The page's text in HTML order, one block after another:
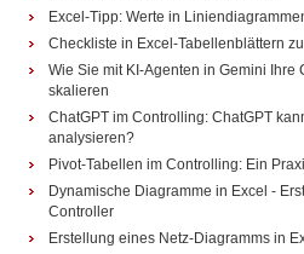
Excel-Tipp: Werte in
Checkliste in Excel-Tabellenblättern
Wie Sie mit KI-Agenten in Gemini Ihre
skalieren
ChatGPT im Controlling: ChatGPT
analysieren?
Pivot-Tabellen im Controlling: Ein
Dynamische Diagramme in Excel -
Controller
Erstellung eines Netz-Diagramms in